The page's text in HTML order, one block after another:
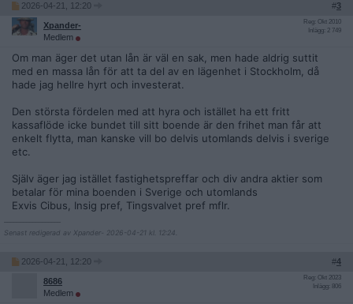
lönsamt att ha pengarna i en NASDAQ100-ETF än att ha dem
uppbundna i en bostadsrätt, även om den ligger innanför
tullarna i Stockholm.
Det förefaller vara alltså mer lönsamt att bo i en hyresrätt och
investera eventuell kontantinsats i en NASDAQ100 ETF än att
ha allt kontantinsats i en i bostadsrätt.
Även om du belånar med 25% hos din aktiemäklare, så kan du
stå emot ett sällsynt börsfall i breda index på upp mot 50%.
Med låg belåning blir utpresteringen alltså ännu kraftigare
1) Visst, nu beräknar jag inte in eventuella
valutakursförändringar då man har FX-risk, men på sikt så
utpresterar NASDAQ100 med råge kvadratmeterpriset.
2) Jag valde NASDAQ100 då långsiktig ekonomisk tillväxt
framsteg. NASDAQ100 är teknik tungt.
3) Lookback period är sedan 2010, valde det då man kan säga
2026-04-21, 12:20 #3
Xpander-
Medlem
Reg: Okt 2010
Inlägg: 2 749
Om man äger det utan lån är väl en sak, men hade aldrig suttit
med en massa lån för att ta del av en lägenhet i Stockholm, då
hade jag hellre hyrt och investerat.
Den största fördelen med att hyra och istället ha ett fritt
kassaflöde icke bundet till sitt boende är den frihet man får att
enkelt flytta, man kanske vill bo delvis utomlands delvis i sverige
etc.
Själv äger jag istället fastighetspreffar och div andra aktier som
betalar för mina boenden i Sverige och utomlands
Exvis Cibus, Insig pref, Tingsvalvet pref mflr.
Senast redigerad av Xpander- 2026-04-21 kl. 12:24.
2026-04-21, 12:20 #4
8686
Medlem
Reg: Okt 2023
Inlägg: 806